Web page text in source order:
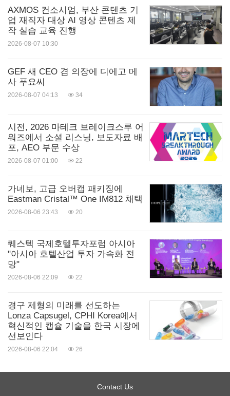
AXMOS 컨소시엄, 부산 콘텐츠 기
업 재직자 대상 AI 영상 콘텐츠 제
작 실습 교육 진행
2026-08-07 10:30
GEF 새 CEO 겸 의장에 디에고 메
사 푸요씨
2026-08-07 04:13 34
시전, 2026 마테크 브레이크스루 어
워즈에서 소셜 리스닝, 보도자료 배
포, AEO 부문 수상
2026-08-07 01:00 22
가네보, 고급 오버캡 패키징에
Eastman Cristal™ One IM812 채택
2026-08-06 23:43 20
퀘스텍 국제호텔투자포럼 아시아
"아시아 호텔산업 투자 가속화 전
망"
2026-08-06 22:09 22
경구 제형의 미래를 선도하는
Lonza Capsugel, CPHI Korea에서
혁신적인 캡슐 기술을 한국 시장에
선보인다
2026-08-06 22:04 26
Contact Us